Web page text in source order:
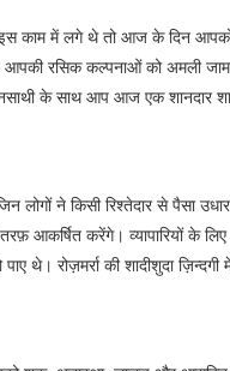
काम में लगे थे तो आज के दिन
रसिक कल्पनाओं को अमली
के साथ आप आज एक शानदार
ने किसी रिश्तेदार से पैसा
करेंगे। व्यापारियों के
थे। रोज़मर्रा की शादीशुदा